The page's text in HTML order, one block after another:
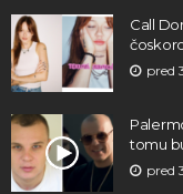
Call
pred
tomu
pred